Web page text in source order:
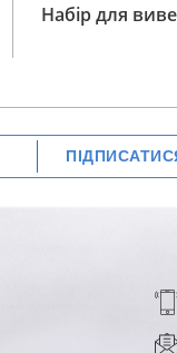
Набір для